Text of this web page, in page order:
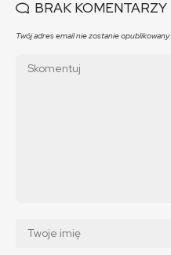
BRAK KOMENTARZY
Twój adres email nie zostanie opublikowany.